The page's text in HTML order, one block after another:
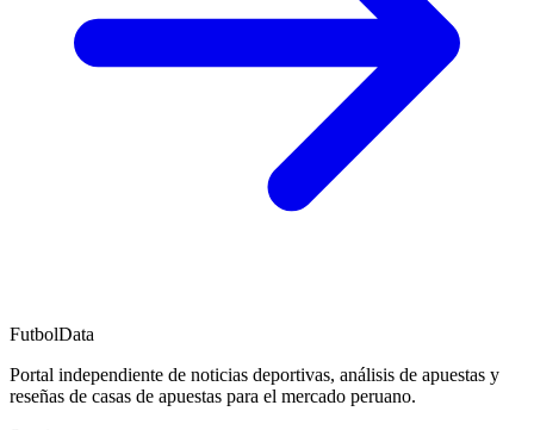
FutbolData
Portal independiente de noticias deportivas, análisis de apuestas y
reseñas de casas de apuestas para el mercado peruano.